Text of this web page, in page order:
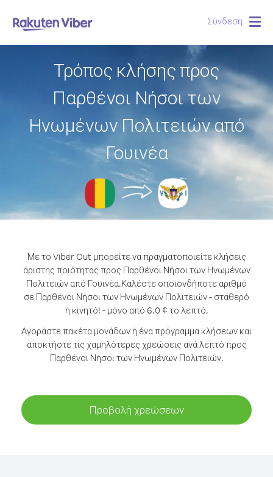
Σύνδεση
Τρόπος κλήσης προς
Παρθένοι Νήσοι των
Ηνωμένων Πολιτειών από
Γουινέα
Με το Viber Out μπορείτε να πραγματοποιείτε κλήσεις
άριστης ποιότητας προς Παρθένοι Νήσοι των Ηνωμένων
Πολιτειών από Γουινέα.Καλέστε οποιονδήποτε αριθμό
σε Παρθένοι Νήσοι των Ηνωμένων Πολιτειών - σταθερό
ή κινητό! - μόνο από 6.0 ¢ το λεπτό.
Αγοράστε πακέτα μονάδων ή ένα πρόγραμμα κλήσεων και
αποκτήστε τις χαμηλότερες χρεώσεις ανά λεπτό προς
Παρθένοι Νήσοι των Ηνωμένων Πολιτειών.
Προβολή χρεώσεων